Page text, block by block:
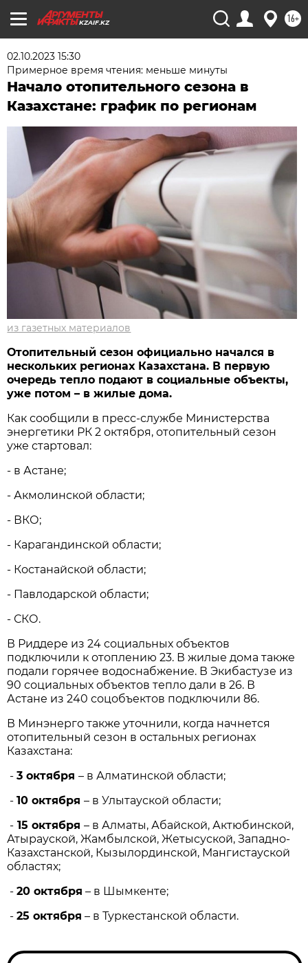
KZAIF.KZ 16+
02.10.2023 15:30
Примерное время чтения: меньше минуты
Начало отопительного сезона в
Казахстане: график по регионам
из газетных материалов
Отопительный сезон официально начался в
нескольких регионах Казахстана. В первую
очередь тепло подают в социальные объекты,
уже потом – в жилые дома.
Как сообщили в пресс-службе Министерства
энергетики РК 2 октября, отопительный сезон
уже стартовал:
- в Астане;
- Акмолинской области;
- ВКО;
- Карагандинской области;
- Костанайской области;
- Павлодарской области;
- СКО.
В Риддере из 24 социальных объектов
подключили к отоплению 23. В жилые дома также
подали горячее водоснабжение. В Экибастузе из
90 социальных объектов тепло дали в 26. В
Астане из 240 соцобъектов подключили 86.
В Минэнерго также уточнили, когда начнется
отопительный сезон в остальных регионах
Казахстана:
-3 октября– в Алматинской области;
-10 октября– в Улытауской области;
- 15 октября– в Алматы, Абайской, Актюбинской,
Атырауской, Жамбылской, Жетысуской, Западно-
Казахстанской, Кызылординской, Мангистауской
областях;
-20 октября – в Шымкенте;
-25 октября – в Туркестанской области.